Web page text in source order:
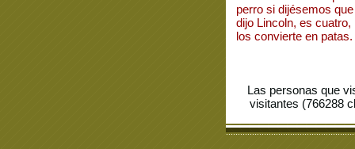
perro si dijésemos
dijo Lincoln, es
los convierte en patas.
Las personas que
visitantes (766288